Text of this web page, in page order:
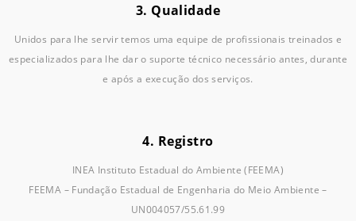
3. Qualidade
Unidos para lhe servir temos uma equipe de profissionais treinados e
especializados para lhe dar o suporte técnico necessário antes, durante
e após a execução dos serviços.
4. Registro
INEA Instituto Estadual do Ambiente (FEEMA)
FEEMA – Fundação Estadual de Engenharia do Meio Ambiente –
UN004057/55.61.99